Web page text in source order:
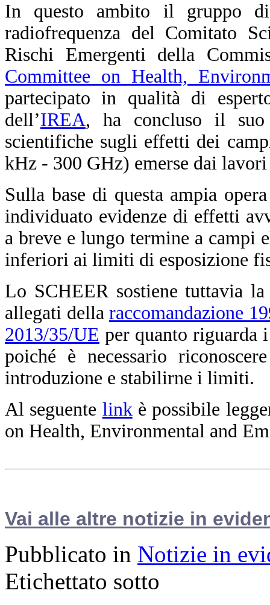
In questo ambito il gruppo
radiofrequenza del Comitato
Rischi Emergenti della
Committee on Health,
partecipato in qualità di
dell’IREA, ha concluso il suo
scientifiche sugli effetti dei
kHz - 300 GHz) emerse dai
Sulla base di questa ampia
individuato evidenze di effetti
a breve e lungo termine a campi
inferiori ai limiti di esposizione
Lo SCHEER sostiene tuttavia
allegati della raccomandazione
2013/35/UE per quanto riguarda
poiché è necessario
introduzione e stabilirne i limiti.
Al seguente linkè possibile
on Health, Environmental and
Vai alle altre notizie in
Pubblicato in Notizie in
Etichettato sotto